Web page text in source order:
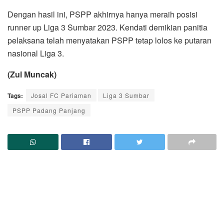
Dengan hasil ini, PSPP akhirnya hanya meraih posisi
runner up Liga 3 Sumbar 2023. Kendati demikian panitia
pelaksana telah menyatakan PSPP tetap lolos ke putaran
nasional Liga 3.
(Zul Muncak)
Tags: Josal FC Pariaman
Liga 3 Sumbar
PSPP Padang Panjang